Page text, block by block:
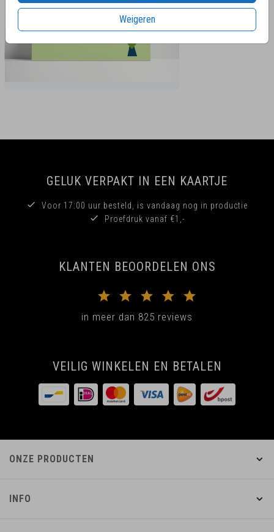
Weigeren
GELUK VERPAKT IN EEN KAARTJE
Voor 17:00 uur besteld, is vandaag nog in productie
Proefdruk vanaf €1,-
KLANTEN BEOORDELEN ONS
in meer dan 825 reviews
VEILIG WINKELEN EN BETALEN
ONZE PRODUCTEN
INFO